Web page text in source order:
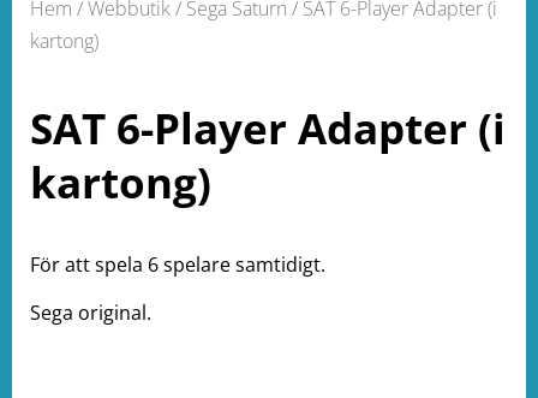
Hem /Webbutik/ Sega Saturn / SAT 6-Player Adapter (i
kartong)
SAT 6-Player Adapter (i
kartong)
För att spela 6 spelare samtidigt.
Sega original.